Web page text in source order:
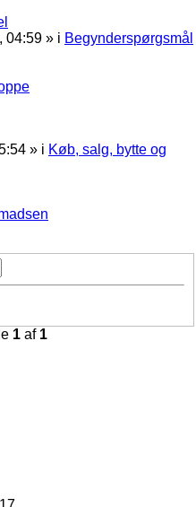
04:59 » i Begynderspørgsmål
» i Køb, salg, bytte og
1 af 1